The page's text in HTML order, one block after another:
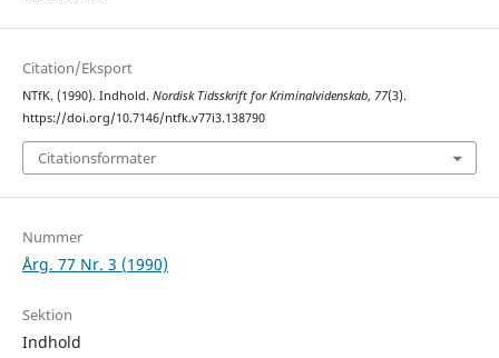
Citation/Eksport
NTfK. (1990). Indhold. Nordisk Tidsskrift for Kriminalvidenskab, 77(3).
https://doi.org/10.7146/ntfk.v77i3.138790
Citationsformater
Nummer
Årg. 77 Nr. 3 (1990)
Sektion
Indhold